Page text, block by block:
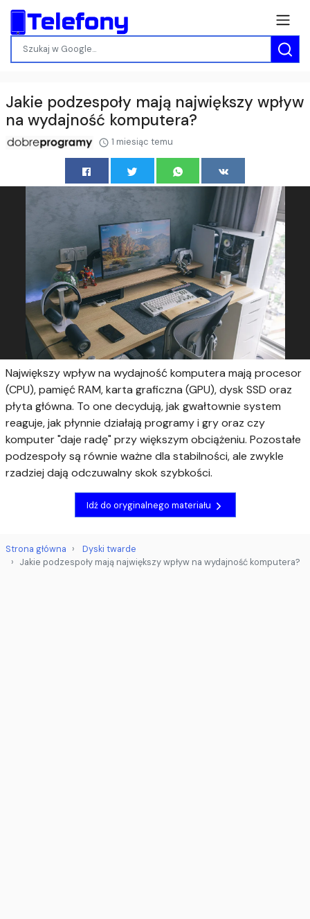
Jakie podzespoły mają największy wpływ
na wydajność komputera?
1 miesiąc temu
Największy wpływ na wydajność komputera mają procesor
(CPU), pamięć RAM, karta graficzna (GPU), dysk SSD oraz
płyta główna. To one decydują, jak gwałtownie system
reaguje, jak płynnie działają programy i gry oraz czy
komputer "daje radę" przy większym obciążeniu. Pozostałe
podzespoły są równie ważne dla stabilności, ale zwykle
rzadziej dają odczuwalny skok szybkości.
Idź do oryginalnego materiału
Strona główna
Dyski twarde
Jakie podzespoły mają największy wpływ na wydajność komputera?